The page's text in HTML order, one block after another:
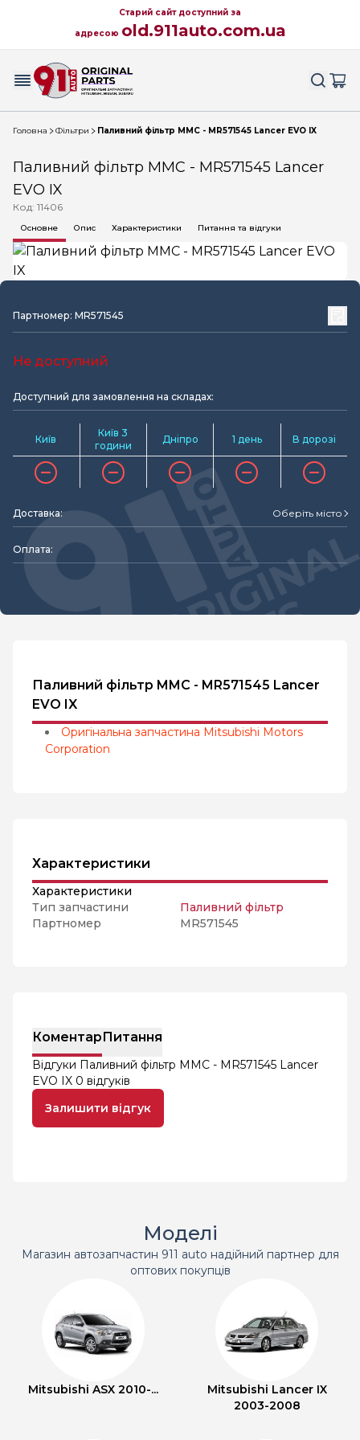
Старий сайт доступний за
адресою old.911auto.com.ua
Головна Фільтри Паливний фільтр MMC - MR571545 Lancer EVO IX
Паливний фільтр MMC - MR571545 Lancer
EVO IX
Код: 11406
Основне Опис Характеристики Питання та відгуки
Партномер: MR571545
Не доступний
Доступний для замовлення на складах:
Київ
Київ 3
години
Дніпро 1 день В дорозі
Доставка: Оберіть місто
Оплата:
Паливний фільтр MMC - MR571545 Lancer
EVO IX
Оригінальна запчастина Mitsubishi Motors
Corporation
Характеристики
Характеристики
Тип запчастини
Паливний фільтр
Партномер
MR571545
КоментарПитання
Відгуки Паливний фільтр MMC - MR571545 Lancer
EVO IX 0 відгуків
Залишити відгук
Моделі
Магазин автозапчастин 911 auto надійний партнер для
оптових покупців
Mitsubishi ASX 2010-...
Mitsubishi Lancer IX
2003-2008